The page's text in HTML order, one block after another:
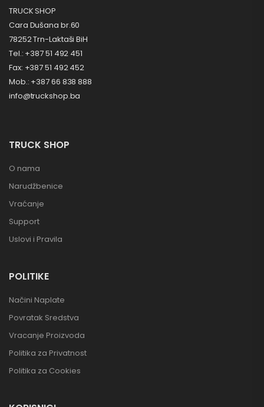
TRUCK SHOP
Cara Dušana br.60
78252 Trn-Laktaši BiH
Tel.: +387 51 492 451
Fax: +387 51 492 452
Mob.: +387 66 838 888
info@truckshop.ba
TRUCK SHOP
O nama
Narudžbenice
Vraćanje
Support
Uslovi i Pravila
POLITIKE
Načini Naplate
Povratak Sredstva
Vracanje Proizvoda
Politika za Privatnost
Politika za Cookies